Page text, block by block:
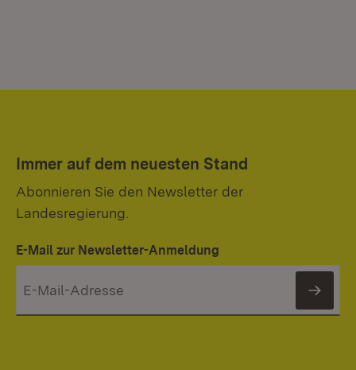
Immer auf dem neuesten Stand
Abonnieren Sie den Newsletter der
Landesregierung.
E-Mail zur Newsletter-Anmeldung